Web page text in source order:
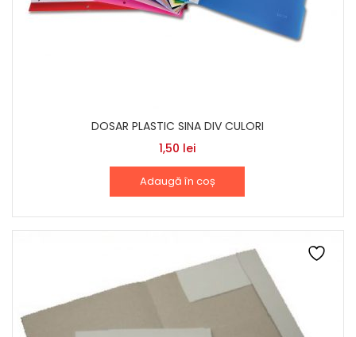
DOSAR PLASTIC SINA DIV CULORI
1,50 lei
Adaugă în coș